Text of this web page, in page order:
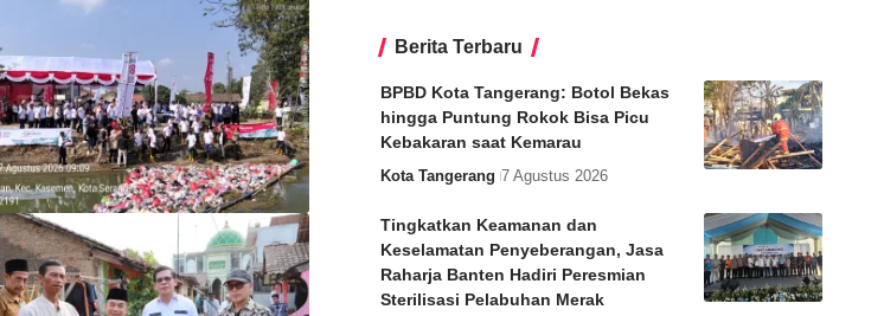
Berita Terbaru
BPBD Kota Tangerang: Botol Bekas
hingga Puntung Rokok Bisa Picu
Kebakaran saat Kemarau
Kota Tangerang 7 Agustus 2026
Tingkatkan Keamanan dan
Keselamatan Penyeberangan, Jasa
Raharja Banten Hadiri Peresmian
Sterilisasi Pelabuhan Merak